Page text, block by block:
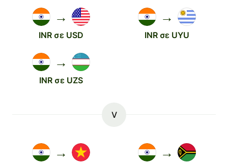
→
INR σε USD
→
INR σε UYU
→
INR σε UZS
V
→ →